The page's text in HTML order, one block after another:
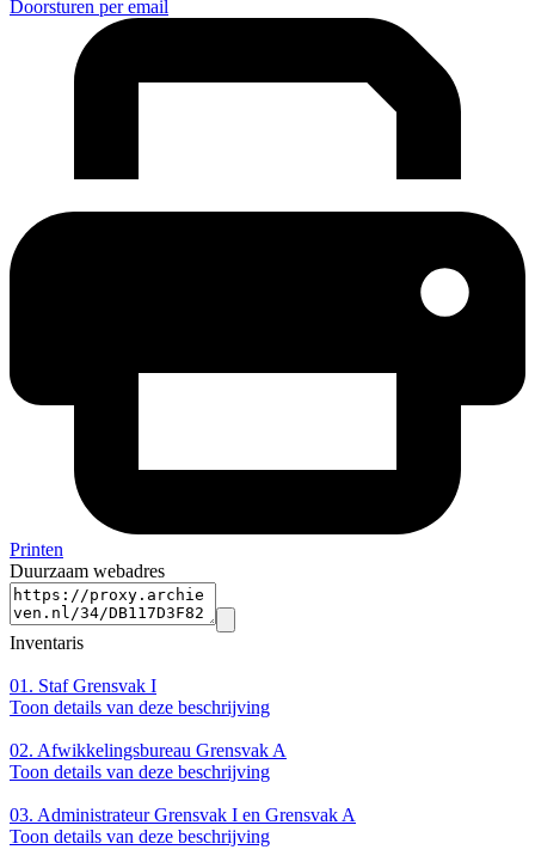
Doorsturen per email
Printen
Duurzaam webadres
Inventaris
01. Staf Grensvak I
Toon details van deze beschrijving
02. Afwikkelingsbureau Grensvak A
Toon details van deze beschrijving
03. Administrateur Grensvak I en Grensvak A
Toon details van deze beschrijving